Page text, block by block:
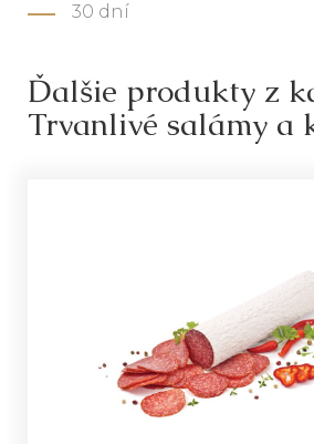
30 dní
Ďalšie produkty z
Trvanlivé salámy a